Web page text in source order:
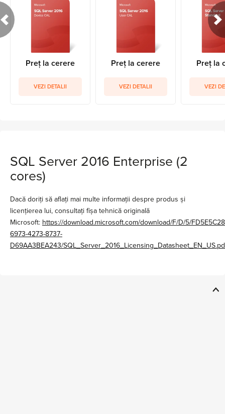
Preț la cerere
VEZI DETALII
Preț la cerere
VEZI DETALII
Preț la
VEZI
SQL Server 2016 Enterprise (2
cores)
Dacă doriți să aflați mai multe informații despre produs și
licențierea lui, consultați fișa tehnică originală
Microsoft: https://download.microsoft.com/download/F/D/5/
6973-4273-8737-
D69AA3BEA243/